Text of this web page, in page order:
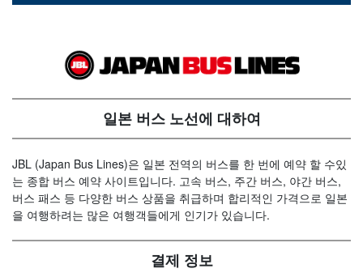
일본 버스 노선에 대하여
JBL (Japan Bus Lines)은 일본 전역의 버스를 한 번에 예약 할 수있
는 종합 버스 예약 사이트입니다. 고속 버스, 주간 버스, 야간 버스,
버스 패스 등 다양한 버스 상품을 취급하며 합리적인 가격으로 일본
을 여행하려는 많은 여행객들에게 인기가 있습니다.
결제 정보